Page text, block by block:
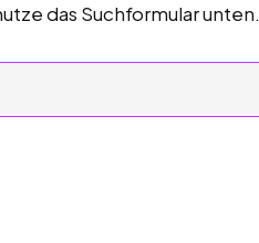
das Suchformular unten.